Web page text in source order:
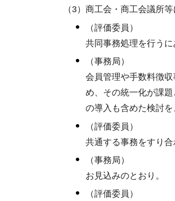
（3）商工会・商工会議所
（評価委員）
共同事務処理を行う
（事務局）
会員管理や手数料徴
め、その統一化が課
の導入も含めた検討を
（評価委員）
共通する事務をすり
（事務局）
お見込みのとおり。
（評価委員）